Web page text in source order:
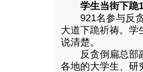
学生当街下跪
921名参与反贪
大道下跪祈祷。学
说清楚。
反贪倒扁总部副
各地的大学生、研